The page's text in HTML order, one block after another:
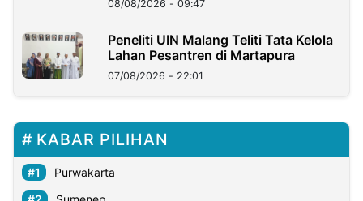
08/08/2026 - 09:47
Peneliti UIN Malang Teliti Tata Kelola
Lahan Pesantren di Martapura
07/08/2026 - 22:01
KABAR PILIHAN
Purwakarta